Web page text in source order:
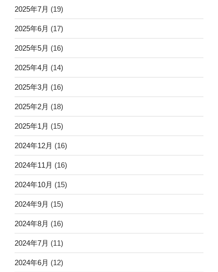
2025年7月 (19)
2025年6月 (17)
2025年5月 (16)
2025年4月 (14)
2025年3月 (16)
2025年2月 (18)
2025年1月 (15)
2024年12月 (16)
2024年11月 (16)
2024年10月 (15)
2024年9月 (15)
2024年8月 (16)
2024年7月 (11)
2024年6月 (12)